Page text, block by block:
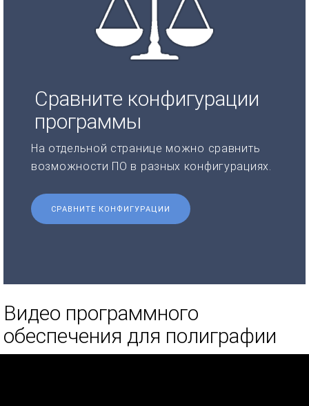
Сравните конфигурации
программы
На отдельной странице можно сравнить
возможности ПО в разных конфигурациях.
СРАВНИТЕ КОНФИГУРАЦИИ
Видео программного
обеспечения для полиграфии